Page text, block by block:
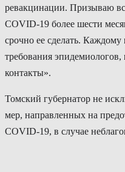
ревакцинации. Призываю
СOVID-19 более шести
срочно ее сделать. Каждому
требования
контакты».
Томский губернатор не
мер, направленных на
СОVID-19, в случае